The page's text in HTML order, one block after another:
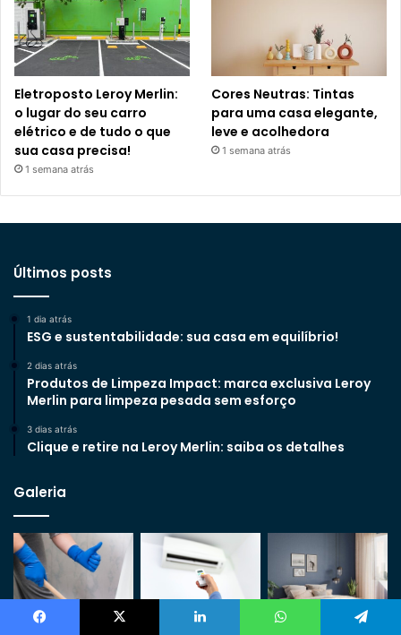
Eletroposto Leroy Merlin:
o lugar do seu carro
elétrico e de tudo o que
sua casa precisa!
1 semana atrás
Cores Neutras: Tintas
para uma casa elegante,
leve e acolhedora
1 semana atrás
Últimos posts
1 dia atrás
ESG e sustentabilidade: sua casa em equilíbrio!
2 dias atrás
Produtos de Limpeza Impact: marca exclusiva Leroy
Merlin para limpeza pesada sem esforço
3 dias atrás
Clique e retire na Leroy Merlin: saiba os detalhes
Galeria